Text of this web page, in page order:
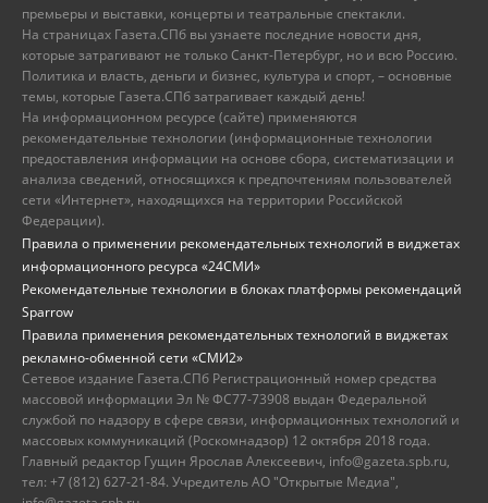
премьеры и выставки, концерты и театральные спектакли.
На страницах Газета.СПб вы узнаете последние новости дня,
которые затрагивают не только Санкт-Петербург, но и всю Россию.
Политика и власть, деньги и бизнес, культура и спорт, – основные
темы, которые Газета.СПб затрагивает каждый день!
На информационном ресурсе (сайте) применяются
рекомендательные технологии (информационные технологии
предоставления информации на основе сбора, систематизации и
анализа сведений, относящихся к предпочтениям пользователей
сети «Интернет», находящихся на территории Российской
Федерации).
Правила о применении рекомендательных технологий в виджетах
информационного ресурса «24СМИ»
Рекомендательные технологии в блоках платформы рекомендаций
Sparrow
Правила применения рекомендательных технологий в виджетах
рекламно-обменной сети «СМИ2»
Сетевое издание Газета.СПб Регистрационный номер средства
массовой информации Эл № ФС77-73908 выдан Федеральной
службой по надзору в сфере связи, информационных технологий и
массовых коммуникаций (Роскомнадзор) 12 октября 2018 года.
Главный редактор Гущин Ярослав Алексеевич, info@gazeta.spb.ru,
тел: +7 (812) 627-21-84. Учредитель АО "Открытые Медиа",